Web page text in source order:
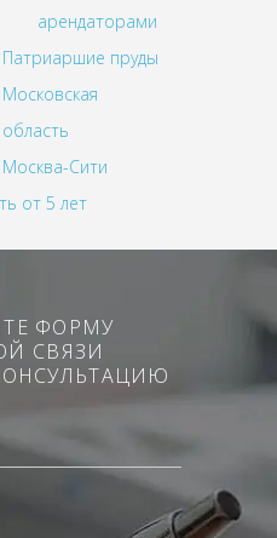
арендаторами
Патриаршие пруды
Московская
область
Москва-Сити
от 5 лет
ФОРМУ
СВЯЗИ